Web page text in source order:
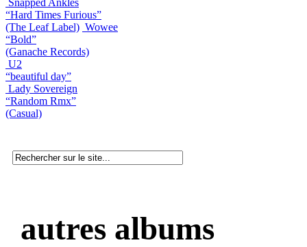
“Hard Times Furious”
(The Leaf Label) Wowee
“Bold”
(Ganache Records)
U2
“beautiful day”
Lady Sovereign
“Random Rmx”
(Casual)
autres albums